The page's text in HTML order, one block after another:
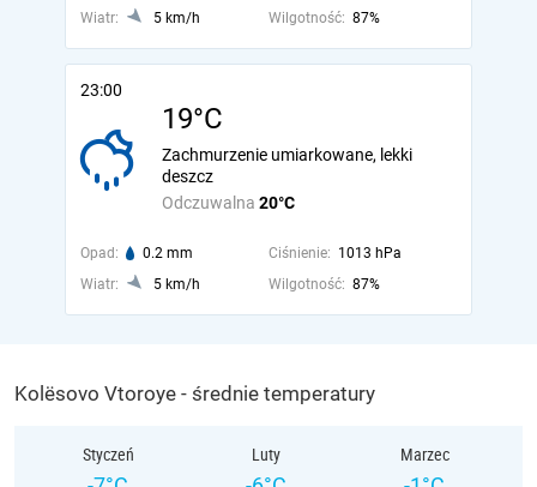
Wiatr: 5 km/h Wilgotność: 87%
23:00
19°C
Odczuwalna 20°C
Zachmurzenie umiarkowane, lekki
deszcz
Opad: 0.2 mm Ciśnienie: 1013 hPa
Wiatr:
5 km/h Wilgotność: 87%
Kolësovo Vtoroye - średnie temperatury
Styczeń Luty Marzec